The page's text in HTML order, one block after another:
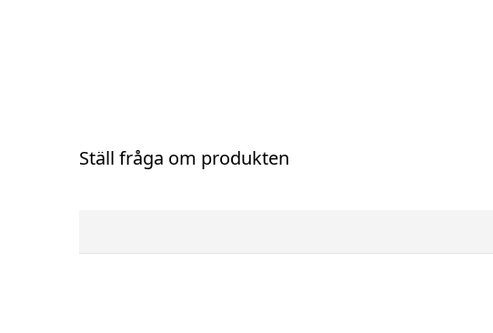
Ställ fråga om produkten